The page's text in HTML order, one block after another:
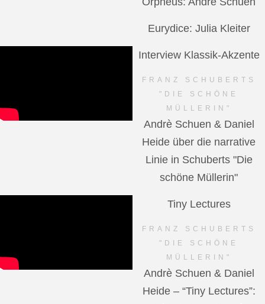
Eurydice: Julia Kleiter
Interview Klassik-Akzente
FRANZ SCHUBERTS
"DIE SCHÖNE
MÜLLERIN"
Andrè Schuen & Daniel
Heide über die narrative
Linie in Schuberts "Die
schöne Müllerin"
Tiny Lectures
FRANZ SCHUBERTS
"DIE SCHÖNE
MÜLLERIN"
Andrè Schuen & Daniel
Heide – “Tiny Lectures”: